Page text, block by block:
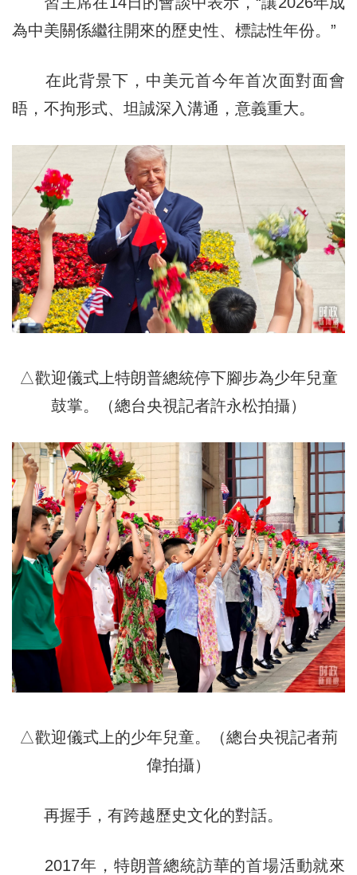
為中美關係繼往開來的歷史性、標誌性年份。”
在此背景下，中美元首今年首次面對面會
晤，不拘形式、坦誠深入溝通，意義重大。
△歡迎儀式上特朗普總統停下腳步為少年兒童
鼓掌。（總台央視記者許永松拍攝）
△歡迎儀式上的少年兒童。（總台央視記者荊
偉拍攝）
再握手，有跨越歷史文化的對話。
2017年，特朗普總統訪華的首場活動就來